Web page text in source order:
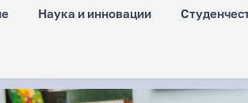
Наука и инновации